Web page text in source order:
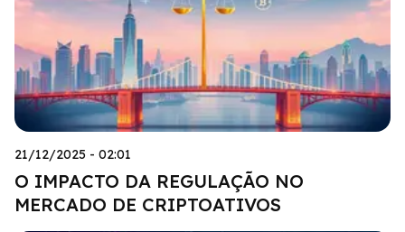
21/12/2025 - 02:01
O IMPACTO DA REGULAÇÃO NO
MERCADO DE CRIPTOATIVOS